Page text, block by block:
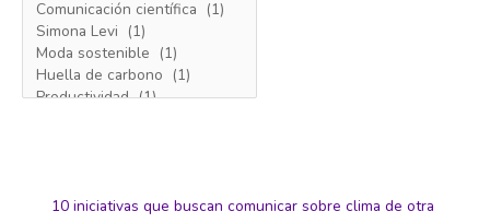
10 iniciativas que buscan comunicar sobre clima de otra